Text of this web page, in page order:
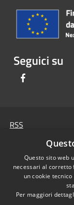
Seguici su
RSS
Cookie
Mappa del sito
Questo sito web
necessari al corretto
un cookie
Per maggiori